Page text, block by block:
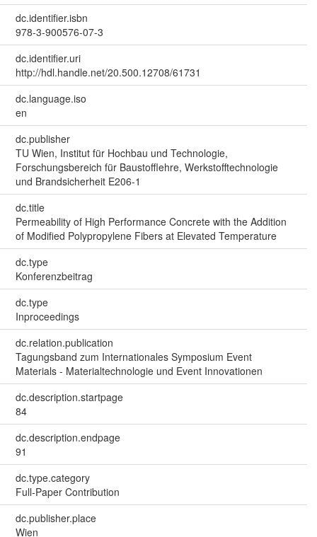
dc.identifier.isbn
978-3-900576-07-3
dc.identifier.uri
http://hdl.handle.net/20.500.12708/61731
dc.language.iso
en
dc.publisher
TU Wien, Institut für Hochbau und Technologie,
Forschungsbereich für Baustofflehre, Werkstofftechnologie
und Brandsicherheit E206-1
dc.title
Permeability of High Performance Concrete with the Addition
of Modified Polypropylene Fibers at Elevated Temperature
dc.type
Konferenzbeitrag
dc.type
Inproceedings
dc.relation.publication
Tagungsband zum Internationales Symposium Event
Materials - Materialtechnologie und Event Innovationen
dc.description.startpage
84
dc.description.endpage
91
dc.type.category
Full-Paper Contribution
dc.publisher.place
Wien